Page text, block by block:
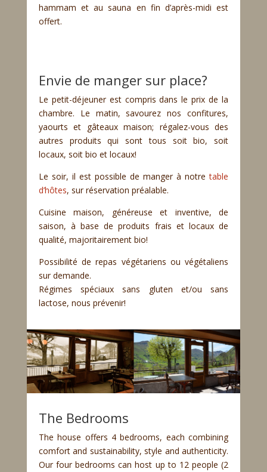
hammam et au sauna en fin d’après-midi est
offert.
Envie de manger sur place?
Le petit-déjeuner est compris dans le prix de la
chambre. Le matin, savourez nos confitures,
yaourts et gâteaux maison; régalez-vous des
autres produits qui sont tous soit bio, soit
locaux, soit bio et locaux!
Le soir, il est possible de manger à notretable
d’hôtes, sur réservation préalable.
Cuisine maison, généreuse et inventive, de
saison, à base de produits frais et locaux de
qualité, majoritairement bio!
Possibilité de repas végétariens ou végétaliens
sur demande.
Régimes spéciaux sans gluten et/ou sans
lactose, nous prévenir!
The Bedrooms
The house offers 4 bedrooms, each combining
comfort and sustainability, style and authenticity.
Our four bedrooms can host up to 12 people (2